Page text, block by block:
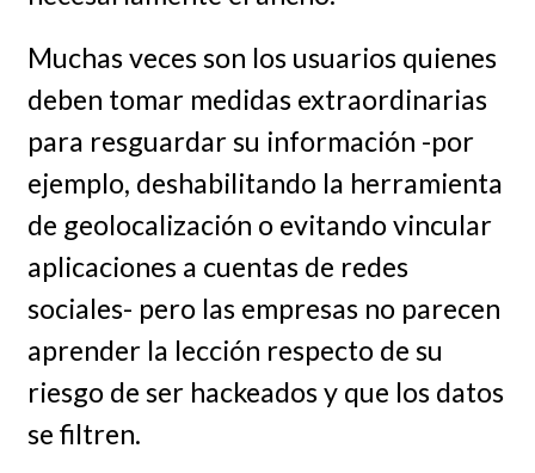
Muchas veces son los usuarios quienes
deben tomar medidas extraordinarias
para resguardar su información -por
ejemplo, deshabilitando la herramienta
de geolocalización o evitando vincular
aplicaciones a cuentas de redes
sociales- pero las empresas no parecen
aprender la lección respecto de su
riesgo de ser hackeados y que los datos
se filtren.